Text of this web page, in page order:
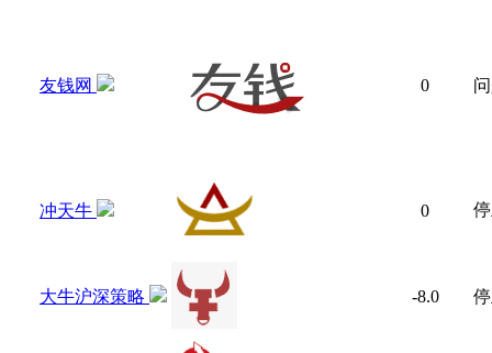
友钱网 0
冲天牛 0
大牛沪深策略 -8.0